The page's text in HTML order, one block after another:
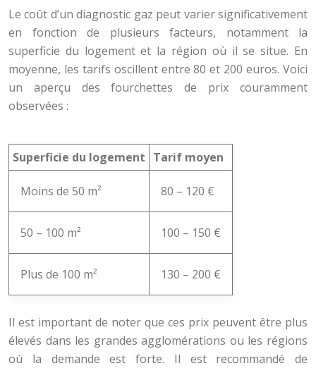
Le coût d’un diagnostic gaz peut varier significativement
en fonction de plusieurs facteurs, notamment la
superficie du logement et la région où il se situe. En
moyenne, les tarifs oscillent entre 80 et 200 euros. Voici
un aperçu des fourchettes de prix couramment
observées :
Superficie du logement Tarif moyen
Moins de 50 m² 80 – 120 €
50 – 100 m² 100 – 150 €
Plus de 100 m² 130 – 200 €
Il est important de noter que ces prix peuvent être plus
élevés dans les grandes agglomérations ou les régions
où la demande est forte. Il est recommandé de